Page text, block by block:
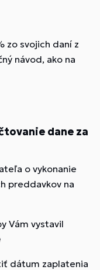
zo svojich daní z
návod, ako na
dane za
o vykonanie
preddavkov na
Vám vystavil
dátum zaplatenia